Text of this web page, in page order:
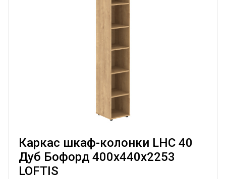
Каркас шкаф-колонки LHC 40
Дуб Бофорд 400х440х2253
LOFTIS